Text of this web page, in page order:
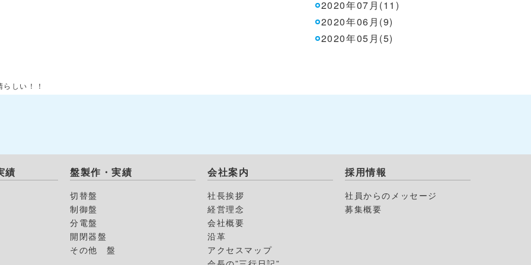
2020年07月(11)
2020年06月(9)
2020年05月(5)
しい！！
績 盤製作・実績
切替盤
制御盤
分電盤
開閉器盤
その他 盤
会社案内
社長挨拶
経営理念
会社概要
沿革
アクセスマップ
採用情報
社員からのメッセージ
募集概要